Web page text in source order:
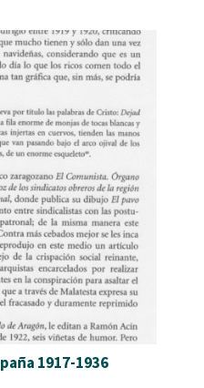
1917-1936